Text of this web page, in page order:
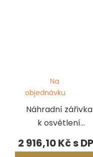
Náhradní zářivka
k osvětlení
mikroskopu
Na
objednávku
2 916,10 Kč